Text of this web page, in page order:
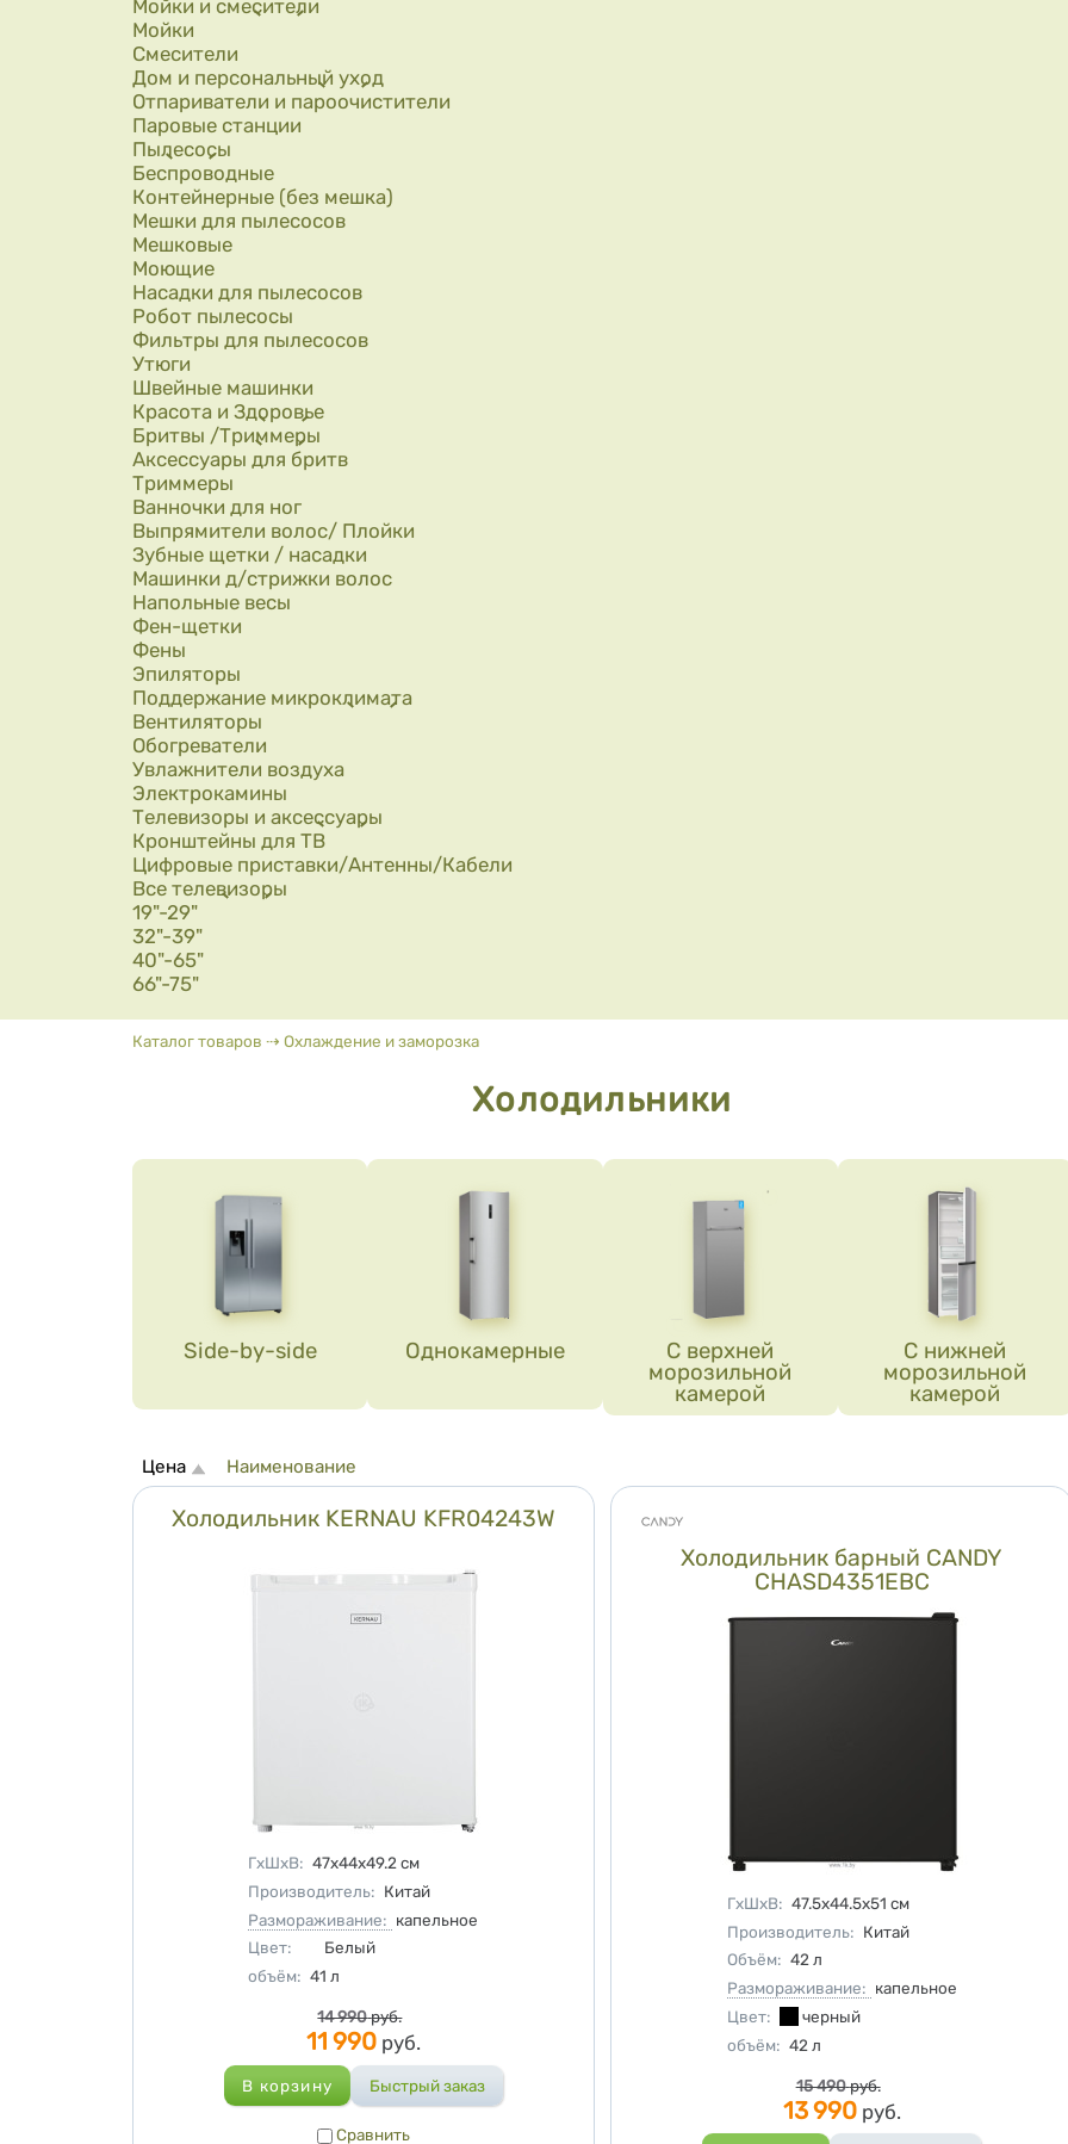
Мойки и смесители
Мойки
Смесители
Дом и персональный уход
Отпариватели и пароочистители
Паровые станции
Пылесосы
Беспроводные
Контейнерные (без мешка)
Мешки для пылесосов
Мешковые
Моющие
Насадки для пылесосов
Робот пылесосы
Фильтры для пылесосов
Утюги
Швейные машинки
Красота и Здоровье
Бритвы /Триммеры
Аксессуары для бритв
Триммеры
Ванночки для ног
Выпрямители волос/ Плойки
Зубные щетки / насадки
Машинки д/стрижки волос
Напольные весы
Фен-щетки
Фены
Эпиляторы
Поддержание микроклимата
Вентиляторы
Обогреватели
Увлажнители воздуха
Электрокамины
Телевизоры и аксессуары
Кронштейны для ТВ
Цифровые приставки/Антенны/Кабели
Все телевизоры
19"-29"
32"-39"
40"-65"
66"-75"
Вы здесь
Каталог товаров ⇢ Охлаждение и заморозка
Холодильники
Дочерние категории
Side-by-side Однокамерные
С верхней
морозильной
камерой
С нижней
морозильной
камерой
Сортировка
Цена Наименование
Холодильник KERNAU KFR04243W
Характеристики
ГхШхВ: 47х44х49.2 см
Производитель: Китай
Размораживание: капельное
Цвет:
Белый
объём: 41 л
14 990руб.
11 990 руб.
Сравнить
Холодильник барный CANDY
CHASD4351EBC
Характеристики
ГхШхВ: 47.5х44.5х51 см
Производитель: Китай
Объём: 42 л
Размораживание: капельное
Цвет:
черный
объём: 42 л
15 490руб.
13 990 руб.